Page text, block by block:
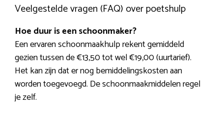
Veelgestelde vragen (FAQ) over poetshulp
Hoe duur is een schoonmaker?
Een ervaren schoonmaakhulp rekent gemiddeld
gezien tussen de €13,50 tot wel €19,00 (uurtarief).
Het kan zijn dat er nog bemiddelingskosten aan
worden toegevoegd. De schoonmaakmiddelen regel
je zelf.